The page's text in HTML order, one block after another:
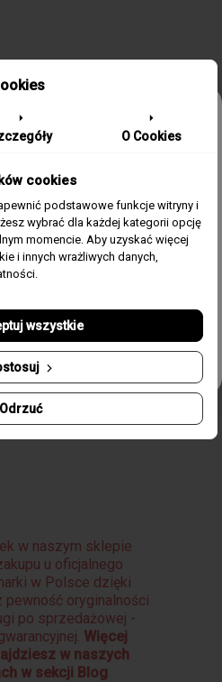
PRODUKTU
Energy
Męski
22 cm
Stal, Emalia, PVD złoto
Karabińczyk
w naszym sklepie
u oficjalnego
w Polsce dzięki
oryginalności
po sprzedażowej -
Więcej
w naszych
w sekcji Blog
O Cookies
cookies
podstawowe funkcje witryny i
wybrać dla każdej kategorii opcję
momencie. Aby uzyskać więcej
i innych wrażliwych danych,
Odrzuć
wszystkie
na pierwsze
i dowiaduj się pierwszy o
zgodę na przetwarzanie
w celu otrzymywania
swój kupon!